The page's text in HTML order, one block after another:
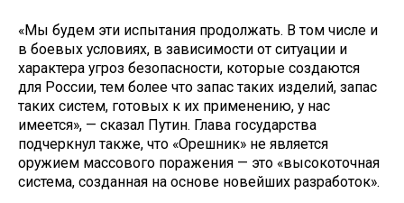
«Мы будем эти испытания продолжать. В том числе и
в боевых условиях, в зависимости от ситуации и
характера угроз безопасности, которые создаются
для России, тем более что запас таких изделий, запас
таких систем, готовых к их применению, у нас
имеется», — сказал Путин. Глава государства
подчеркнул также, что «Орешник» не является
оружием массового поражения — это «высокоточная
система, созданная на основе новейших разработок».